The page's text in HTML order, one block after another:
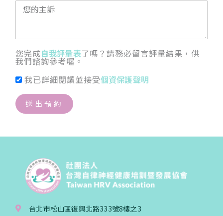
您完成自我評量表了嗎？請務必留言評量結果，供
我們諮詢參考喔。
我已詳細閱讀並接受個資保護聲明
送出預約
台北市松山區復興北路333號8樓之3